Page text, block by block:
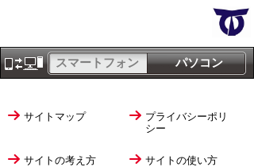
パソコン
スマートフォン
サイトマップ
プライバシーポリ
シー
サイトの考え方 サイトの使い方